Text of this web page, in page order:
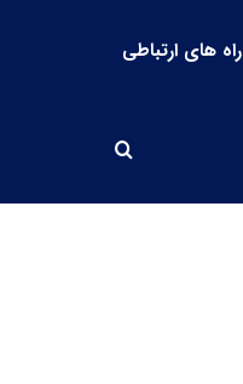
راه های ارتباطی
جستجو